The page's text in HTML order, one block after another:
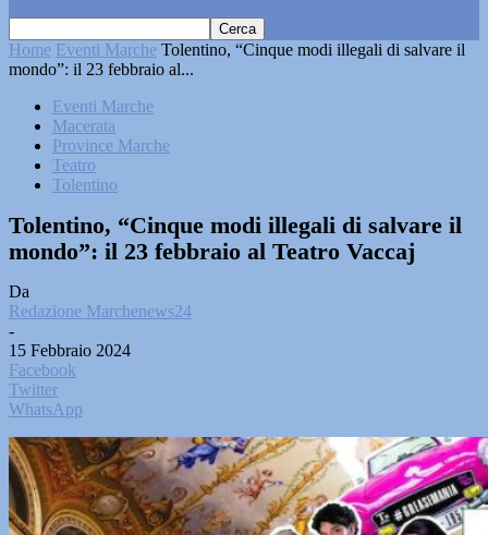
Home Eventi Marche Tolentino, “Cinque modi illegali di salvare il
mondo”: il 23 febbraio al...
Eventi Marche
Macerata
Province Marche
Teatro
Tolentino
Tolentino, “Cinque modi illegali di salvare il
mondo”: il 23 febbraio al Teatro Vaccaj
Da
Redazione Marchenews24
-
15 Febbraio 2024
Facebook
Twitter
WhatsApp